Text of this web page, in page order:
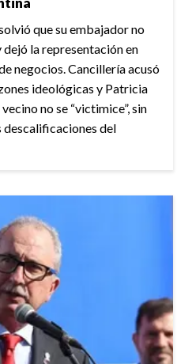
que su embajador no
dejó la representación en
negocios. Cancillería acusó
ideológicas y Patricia
no se “victimice”, sin
descalificaciones del